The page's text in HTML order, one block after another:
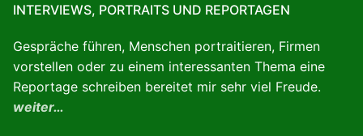
INTERVIEWS, PORTRAITS UND REPORTAGEN
Gespräche führen, Menschen portraitieren, Firmen
vorstellen oder zu einem interessanten Thema eine
Reportage schreiben bereitet mir sehr viel Freude.
weiter…